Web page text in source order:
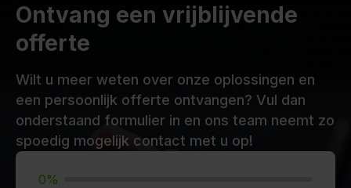
Ontvang een vrijblijvende
offerte
Wilt u meer weten over onze oplossingen en
een persoonlijk offerte ontvangen? Vul dan
onderstaand formulier in en ons team neemt zo
spoedig mogelijk contact met u op!
0%